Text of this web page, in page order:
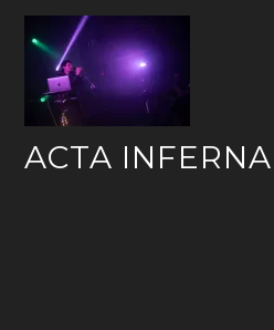
Skip
content
ACTA